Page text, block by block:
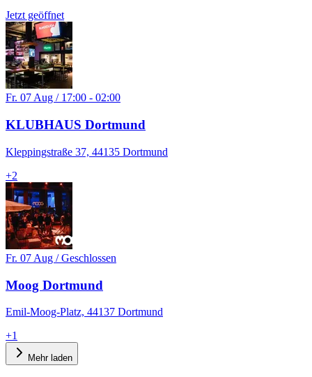
Jetzt geöffnet
Fr. 07 Aug / 17:00 - 02:00
KLUBHAUS Dortmund
Kleppingstraße 37, 44135 Dortmund
+2
Fr. 07 Aug / Geschlossen
Moog Dortmund
Emil-Moog-Platz, 44137 Dortmund
+1
Mehr laden